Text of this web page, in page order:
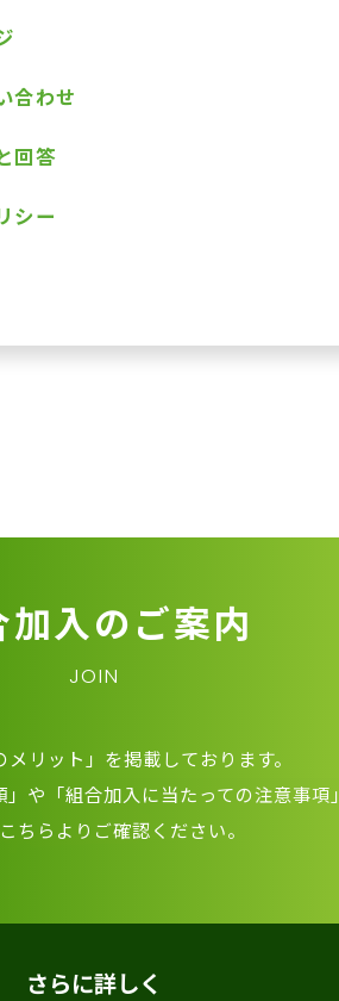
合わせ
回答
シー
加入のご案内
JOIN
メリット」を掲載しております。
や「組合加入に当たっての注意事項」
ちらよりご確認ください。
さらに詳しく